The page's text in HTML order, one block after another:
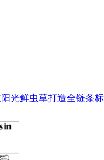
光鲜虫草打造全链条